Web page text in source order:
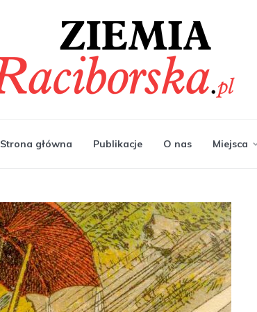
Strona główna Publikacje O nas Miejsca